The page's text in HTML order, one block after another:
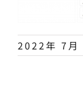
2022年 7月